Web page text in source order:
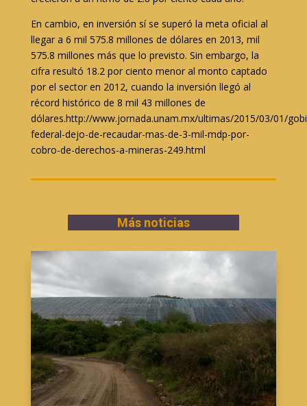
En cambio, en inversión sí se superó la meta oficial al
llegar a 6 mil 575.8 millones de dólares en 2013, mil
575.8 millones más que lo previsto. Sin embargo, la
cifra resultó 18.2 por ciento menor al monto captado
por el sector en 2012, cuando la inversión llegó al
récord histórico de 8 mil 43 millones de
dólares.http://www.jornada.unam.mx/ultimas/2015/03/01/
federal-dejo-de-recaudar-mas-de-3-mil-mdp-por-
cobro-de-derechos-a-mineras-249.html
Más noticias